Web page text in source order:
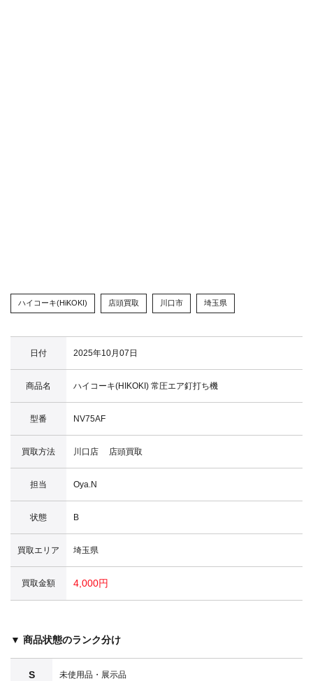
ハイコーキ(HiKOKI) 店頭買取 川口市 埼玉県
日付 2025年10月07日
商品名 ハイコーキ(HIKOKI) 常圧エア釘打ち機
型番 NV75AF
買取方法 川口店 店頭買取
担当 Oya.N
状態 B
買取エリア 埼玉県
買取金額 4,000円
▼ 商品状態のランク分け
S 未使用品・展示品